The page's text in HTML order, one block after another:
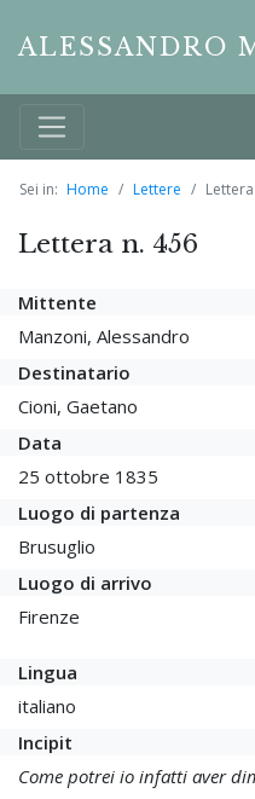
ALESSANDRO
Sei in: Home Lettere
Lettera n. 456
Mittente
Manzoni, Alessandro
Destinatario
Cioni, Gaetano
Data
25 ottobre 1835
Luogo di partenza
Brusuglio
Luogo di arrivo
Firenze
Lingua
italiano
Incipit
Come potrei io infatti aver